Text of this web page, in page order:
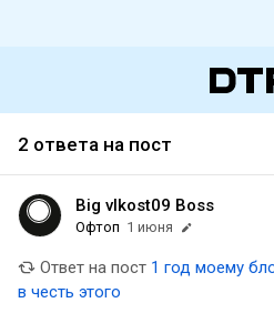
2 ответа на пост
Big vlkost09 Boss
Офтоп 1 июня
Ответ на пост 1 год моему
в честь этого